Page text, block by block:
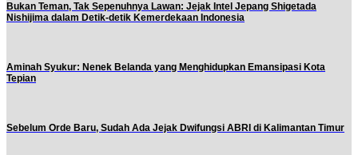
Bukan Teman, Tak Sepenuhnya Lawan: Jejak Intel Jepang Shigetada
Nishijima dalam Detik-detik Kemerdekaan Indonesia
Aminah Syukur: Nenek Belanda yang Menghidupkan Emansipasi Kota
Tepian
Sebelum Orde Baru, Sudah Ada Jejak Dwifungsi ABRI di Kalimantan Timur